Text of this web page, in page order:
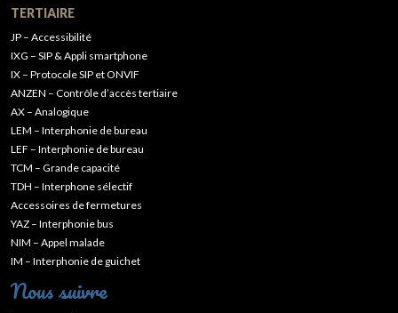
TERTIAIRE
JP – Accessibilité
IXG – SIP & Appli smartphone
IX – Protocole SIP et ONVIF
ANZEN – Contrôle d’accès tertiaire
AX – Analogique
LEM – Interphonie de bureau
LEF – Interphonie de bureau
TCM – Grande capacité
TDH – Interphone sélectif
Accessoires de fermetures
YAZ – Interphonie bus
NIM – Appel malade
IM – Interphonie de guichet
Nous suivre